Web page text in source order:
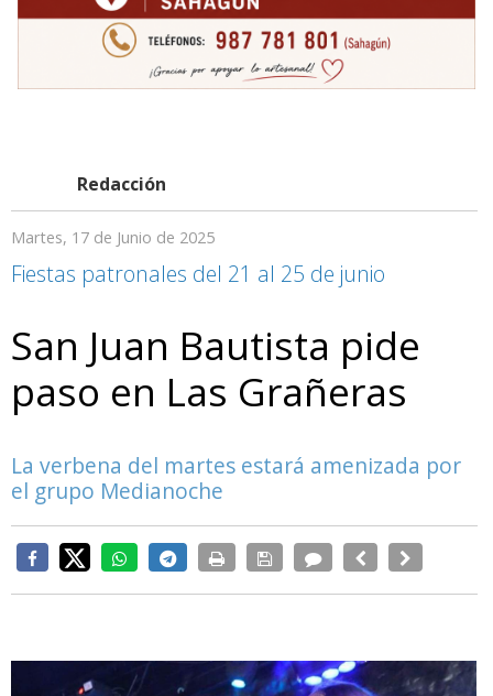
Redacción
Martes, 17 de Junio de 2025
Fiestas patronales del 21 al 25 de junio
San Juan Bautista pide
paso en Las Grañeras
La verbena del martes estará amenizada por
el grupo Medianoche